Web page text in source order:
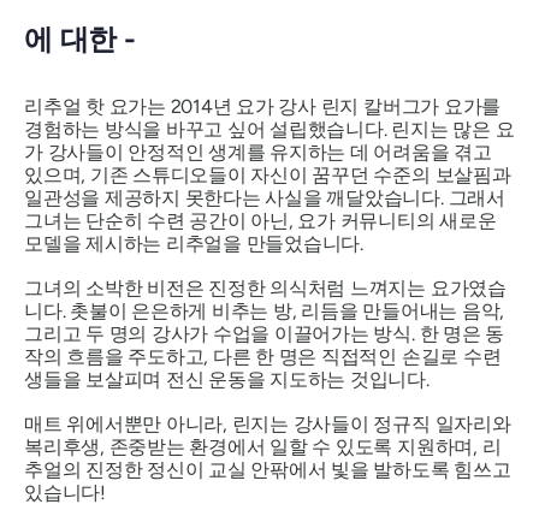
에 대한 -
리추얼 핫 요가는 2014년 요가 강사 린지 칼버그가 요가를
경험하는 방식을 바꾸고 싶어 설립했습니다. 린지는 많은 요
가 강사들이 안정적인 생계를 유지하는 데 어려움을 겪고
있으며, 기존 스튜디오들이 자신이 꿈꾸던 수준의 보살핌과
일관성을 제공하지 못한다는 사실을 깨달았습니다. 그래서
그녀는 단순히 수련 공간이 아닌, 요가 커뮤니티의 새로운
모델을 제시하는 리추얼을 만들었습니다.
그녀의 소박한 비전은 진정한 의식처럼 느껴지는 요가였습
니다. 촛불이 은은하게 비추는 방, 리듬을 만들어내는 음악,
그리고 두 명의 강사가 수업을 이끌어가는 방식. 한 명은 동
작의 흐름을 주도하고, 다른 한 명은 직접적인 손길로 수련
생들을 보살피며 전신 운동을 지도하는 것입니다.
매트 위에서뿐만 아니라, 린지는 강사들이 정규직 일자리와
복리후생, 존중받는 환경에서 일할 수 있도록 지원하며, 리
추얼의 진정한 정신이 교실 안팎에서 빛을 발하도록 힘쓰고
있습니다!